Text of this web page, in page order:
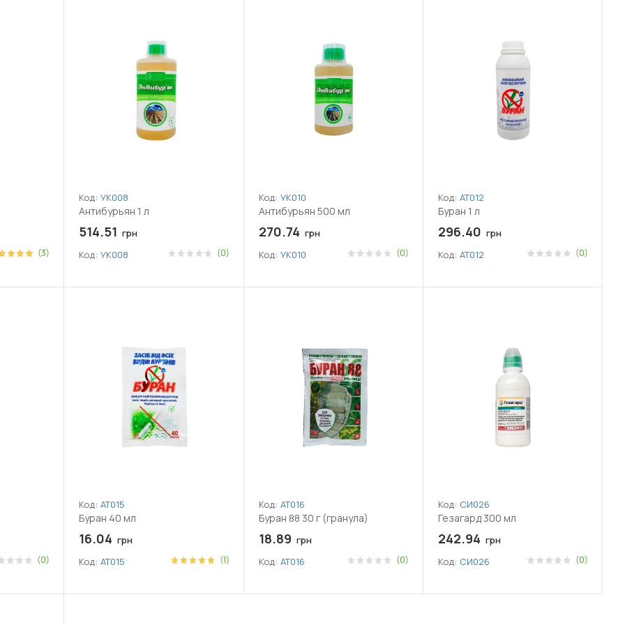
(3)
Код: УК008
Антибурьян 1 л
514.51 грн
Код: УК008 (0)
Код: УК010
Антибурьян 500 мл
270.74 грн
Код: УК010 (0)
Код: АТ012
Буран 1 л
296.40 грн
Код: АТ012 (0)
(0)
Код: АТ015
Буран 40 мл
16.04 грн
Код: АТ015 (1)
Код: АТ016
Буран 88 30 г (гранула)
18.89 грн
Код: АТ016 (0)
Код: СИ026
Гезагард 300 мл
242.94 грн
Код: СИ026 (0)